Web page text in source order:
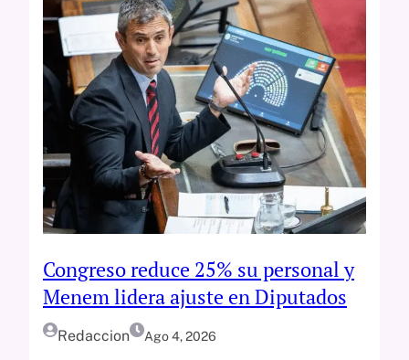
Congreso reduce 25% su personal y
Menem lidera ajuste en Diputados
Redaccion Ago 4, 2026